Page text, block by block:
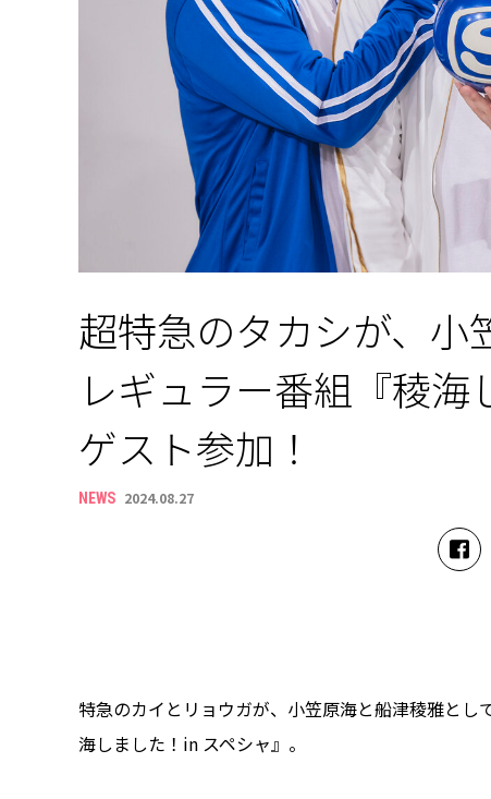
超特急のタカシが、小
レギュラー番組『稜
ゲスト参加！
NEWS 2024.08.27
特急のカイとリョウガが、小笠原海と船津稜雅と
海しました！in スペシャ』。